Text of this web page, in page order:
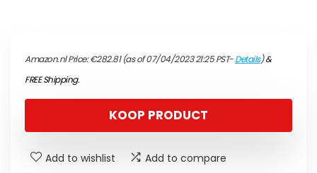
Amazon.nl Price:€282.81(as of 07/04/2023 21:25 PST-Details)&
FREE Shipping.
KOOP PRODUCT
Add to wishlist Add to compare